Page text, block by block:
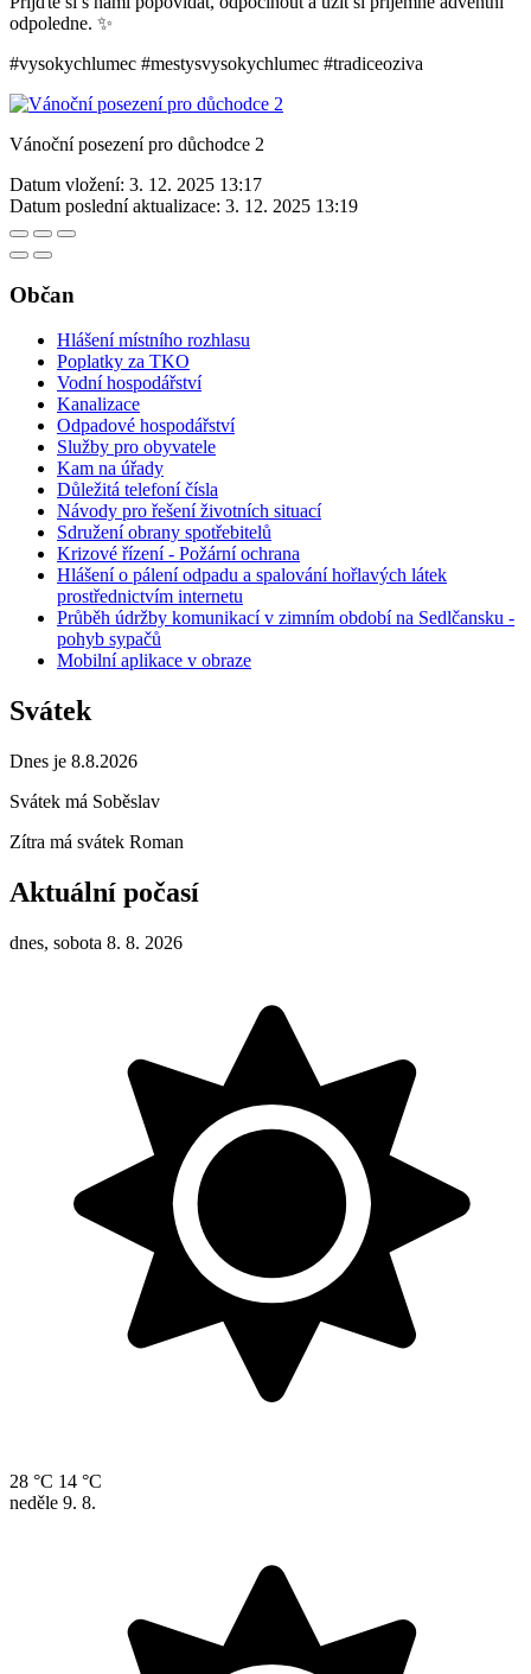
odpoledne. ✨
#vysokychlumec #mestysvysokychlumec #tradiceoziva
Vánoční posezení pro důchodce 2
Datum vložení: 3. 12. 2025 13:17
Datum poslední aktualizace: 3. 12. 2025 13:19
Občan
Hlášení místního rozhlasu
Poplatky za TKO
Vodní hospodářství
Kanalizace
Odpadové hospodářství
Služby pro obyvatele
Kam na úřady
Důležitá telefoní čísla
Návody pro řešení životních situací
Sdružení obrany spotřebitelů
Krizové řízení - Požární ochrana
Hlášení o pálení odpadu a spalování hořlavých látek
prostřednictvím internetu
Průběh údržby komunikací v zimním období na Sedlčansku -
pohyb sypačů
Mobilní aplikace v obraze
Svátek
Dnes je 8.8.2026
Svátek má Soběslav
Zítra má svátek Roman
Aktuální počasí
dnes, sobota 8. 8. 2026
28 °C 14 °C
neděle 9. 8.